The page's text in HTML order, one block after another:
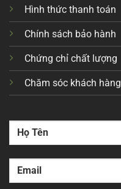
Hình thức thanh toán
Chính sách bảo hành
Chứng chỉ chất lượng
Chăm sóc khách hàng